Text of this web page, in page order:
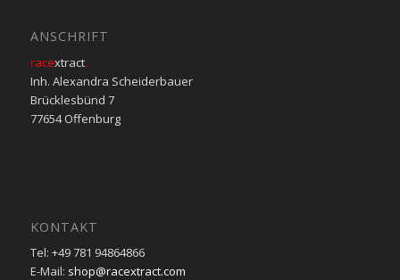
ANSCHRIFT
racextract.
Inh. Alexandra Scheiderbauer
Brücklesbünd 7
77654 Offenburg
KONTAKT
Tel: +49 781 94864866
E-Mail: shop@racextract.com